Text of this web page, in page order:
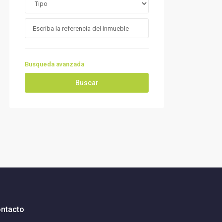
Busqueda avanzada
Buscar